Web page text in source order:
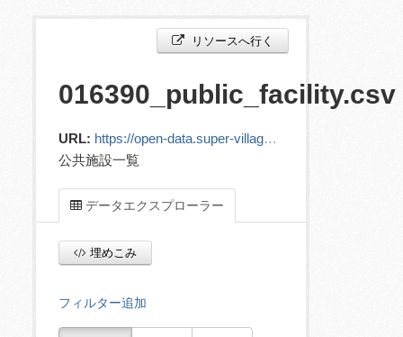
リソースへ行く
016390_public_facility.csv
URL: https://open-data.super-village.net/ckan/dataset/6d9e0737-76d9-4ff8-8cfb-4558fdd4ca9d/resource/57fad11c-5aa3-41a6-b061-a89c014715fc/download/016390_public_facility.csv
公共施設一覧
データエクスプローラー
埋めこみ
フィルター追加